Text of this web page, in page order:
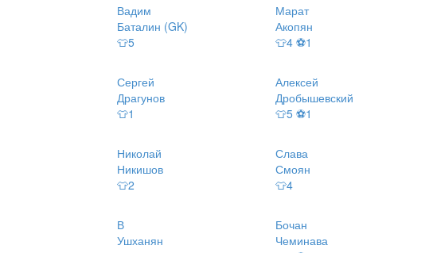
Вадим
Баталин (GK)
👕5
Марат
Акопян
👕4 ⚽1
Сергей
Драгунов
👕1
Алексей
Дробышевский
👕5 ⚽1
Николай
Никишов
👕2
Слава
Смоян
👕4
В
Ушханян
Бочан
Чеминава